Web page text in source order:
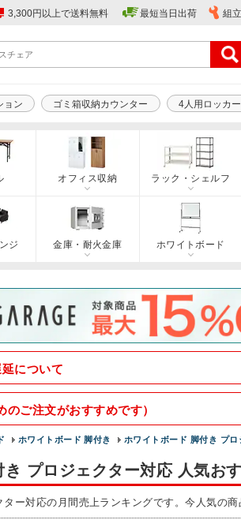
3,300円以上で送料無料 最短当日出荷 組
ョン ゴミ箱収納カウンター 4人用ロッカー
オフィス収納 ラック・シェルフ
ジ 金庫・耐火金庫 ホワイトボード
について
ご注文がおすすめです）
ホワイトボード 脚付き ホワイトボード 脚付き プロ
プロジェクター対応 人気お
ー対応の月間売上ランキングです。今人気の商